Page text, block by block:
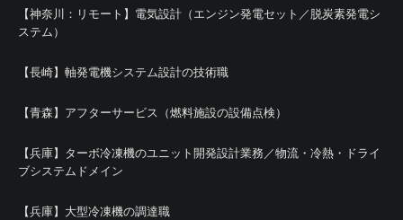
【神奈川：リモート】電気設計（エンジン発電セット／脱炭素発電シ
ステム）
【長崎】軸発電機システム設計の技術職
【青森】アフターサービス（燃料施設の設備点検）
【兵庫】ターボ冷凍機のユニット開発設計業務／物流・冷熱・ドライ
ブシステムドメイン
【兵庫】大型冷凍機の調達職